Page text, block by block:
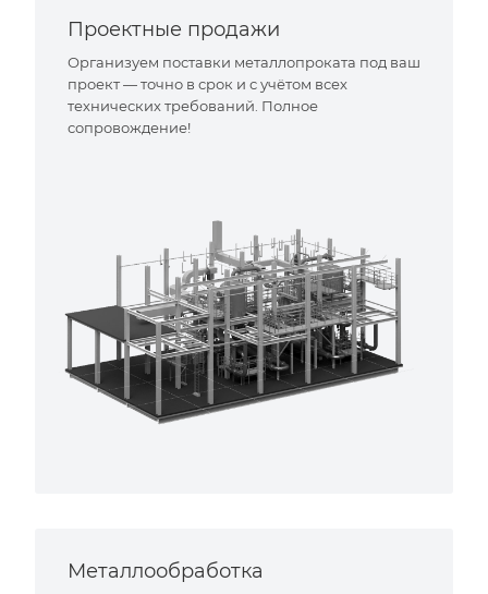
Проектные продажи
Организуем поставки металлопроката под ваш
проект — точно в срок и с учётом всех
технических требований. Полное
сопровождение!
Металлообработка